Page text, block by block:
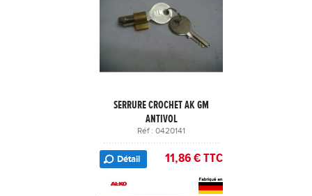
SERRURE CROCHET AK GM
ANTIVOL
Réf : 0420141
Détail 11,86 € TTC